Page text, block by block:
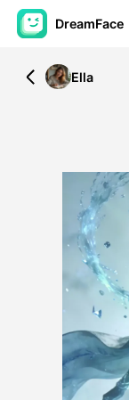
DreamFace
Alat AI
Video AI
Foto AI
Alat lainnya
Template
Ella